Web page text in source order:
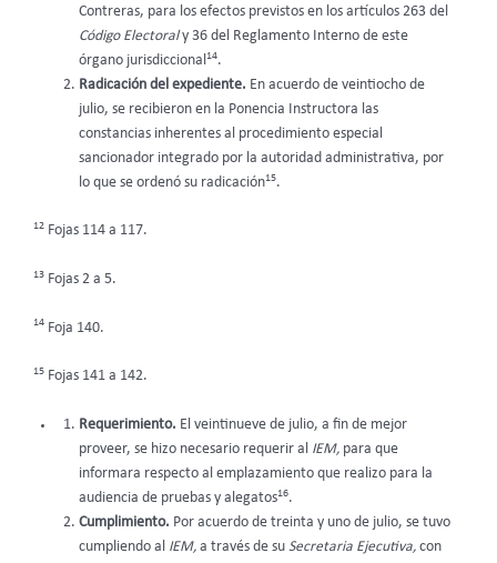
Contreras, para los efectos previstos en los artículos 263 del
Código Electoraly 36 del Reglamento Interno de este
órgano jurisdiccional 14.
Radicación del expediente. En acuerdo de veintiocho de
julio, se recibieron en la Ponencia Instructora las
constancias inherentes al procedimiento especial
sancionador integrado por la autoridad administrativa, por
lo que se ordenó su radicación15.
12 Fojas 114 a 117.
13 Fojas 2 a 5.
14 Foja 140.
15 Fojas 141 a 142.
Requerimiento. El veintinueve de julio, a fin de mejor
proveer, se hizo necesario requerir al
IEM, para que
informara respecto al emplazamiento que realizo para la
audiencia de pruebas y alegatos16.
Cumplimiento. Por acuerdo de treinta y uno de julio, se tuvo
cumpliendo al
IEM, a través de su Secretaria Ejecutiva, con